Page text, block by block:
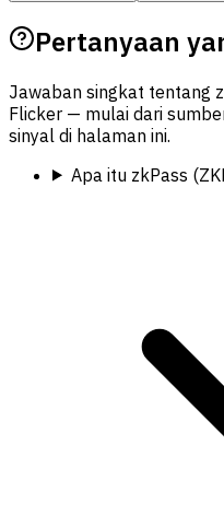
Pertanyaan
Jawaban singkat tentang
Flicker — mulai dari
sinyal di halaman ini.
Apa itu zkPass